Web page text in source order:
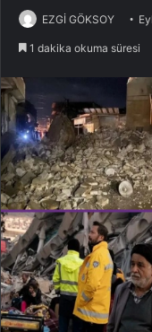
EZGİ GÖKSOY
1 dakika okuma süresi